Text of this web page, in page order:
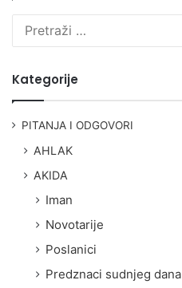
Kategorije
PITANJA I ODGOVORI
AHLAK
AKIDA
Iman
Novotarije
Poslanici
Predznaci sudnjeg dana